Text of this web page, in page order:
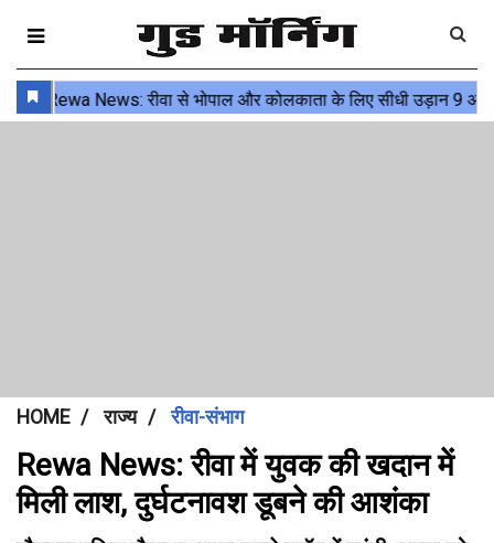
HOME राज्य रीवा-संभाग
Rewa News: रीवा में युवक की खदान में
मिली लाश, दुर्घटनावश डूबने की आशंका